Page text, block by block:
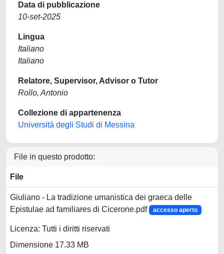
Data di pubblicazione
10-set-2025
Lingua
Italiano
Italiano
Relatore, Supervisor, Advisor o Tutor
Rollo, Antonio
Collezione di appartenenza
Università degli Studi di Messina
File in questo prodotto:
File
Giuliano - La tradizione umanistica dei graeca delle
Epistulae ad familiares di Cicerone.pdf
accesso aperto
Licenza: Tutti i diritti riservati
Dimensione 17.33 MB